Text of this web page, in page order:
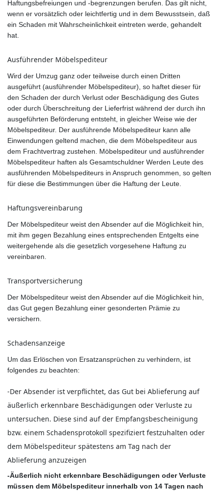
Haftungsbefreiungen und -begrenzungen berufen. Das gilt nicht,
wenn er vorsätzlich oder leichtfertig und in dem Bewusstsein, daß
ein Schaden mit Wahrscheinlichkeit eintreten werde, gehandelt
hat.
Ausführender Möbelspediteur
Wird der Umzug ganz oder teilweise durch einen Dritten
ausgeführt (ausführender Möbelspediteur), so haftet dieser für
den Schaden der durch Verlust oder Beschädigung des Gutes
oder durch Überschreitung der Lieferfrist während der durch ihn
ausgeführten Beförderung entsteht, in gleicher Weise wie der
Möbelspediteur. Der ausführende Möbelspediteur kann alle
Einwendungen geltend machen, die dem Möbelspediteur aus
dem Frachtvertrag zustehen. Möbelspediteur und ausführender
Möbelspediteur haften als Gesamtschuldner Werden Leute des
ausführenden Möbelspediteurs in Anspruch genommen, so gelten
für diese die Bestimmungen über die Haftung der Leute.
Haftungsvereinbarung
Der Möbelspediteur weist den Absender auf die Möglichkeit hin,
mit ihm gegen Bezahlung eines entsprechenden Entgelts eine
weitergehende als die gesetzlich vorgesehene Haftung zu
vereinbaren.
Transportversicherung
Der Möbelspediteur weist den Absender auf die Möglichkeit hin,
das Gut gegen Bezahlung einer gesonderten Prämie zu
versichern.
Schadensanzeige
Um das Erlöschen von Ersatzansprüchen zu verhindern, ist
folgendes zu beachten:
-Der Absender ist verpflichtet, das Gut bei Ablieferung auf
äußerlich erkennbare Beschädigungen oder Verluste zu
untersuchen. Diese sind auf der Empfangsbescheinigung
bzw. einem Schadensprotokoll spezifiziert festzuhalten oder
dem Möbelspediteur spätestens am Tag nach der
Ablieferung anzuzeigen
-Äußerlich nicht erkennbare Beschädigungen oder Verluste
müssen dem Möbelspediteur innerhalb von 14 Tagen nach